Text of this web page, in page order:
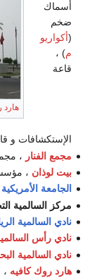
هارد
أسماك
ضخم
(أكواريو
م) ،
قاعة
الإستكشافات و
مجمع الفنار ،
بيت لوذان ،
الجامعة
مركز السالمية
نادي السالمية
نادي رأس
نادي السالمية
هارد روك كافيه